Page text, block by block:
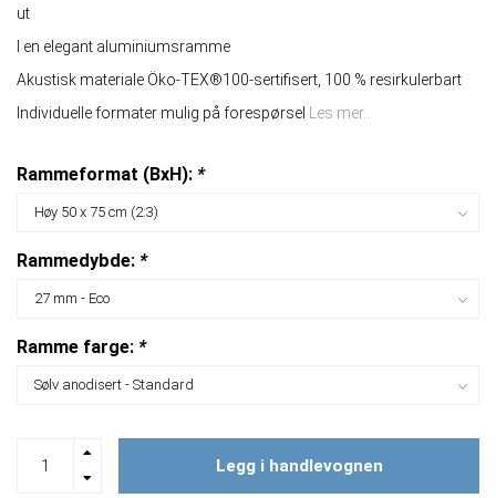
ut
I en elegant aluminiumsramme
Akustisk materiale Öko-TEX®100-sertifisert, 100 % resirkulerbart
Individuelle formater mulig på forespørsel Les mer..
Rammeformat (BxH): *
Rammedybde: *
Ramme farge: *
Legg i handlevognen